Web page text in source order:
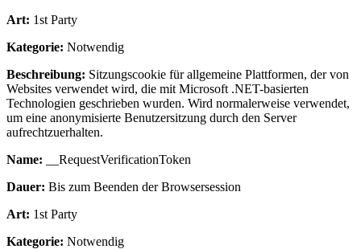
Art: 1st Party
Kategorie: Notwendig
Beschreibung: Sitzungscookie für allgemeine Plattformen, der von
Websites verwendet wird, die mit Microsoft .NET-basierten
Technologien geschrieben wurden. Wird normalerweise verwendet,
um eine anonymisierte Benutzersitzung durch den Server
aufrechtzuerhalten.
Name: __RequestVerificationToken
Dauer: Bis zum Beenden der Browsersession
Art: 1st Party
Kategorie: Notwendig